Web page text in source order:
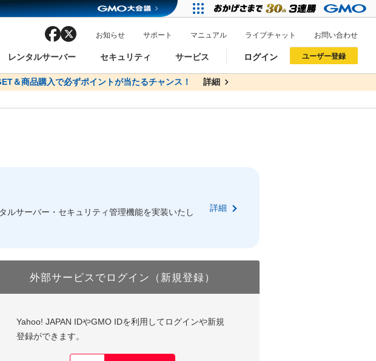
ン一括検索
検索
レンタルサーバー セキュリティ サービス
ードメインAPI
facebook お知らせ サポート マニュアル ライブチャット お問い合わせ
ログイン
すすめ One レンタルサーバーを含む最新の機能を使う方
以下でもログイン可能
ユーザー登録
すすめ One レンタルサーバーを含む最新の機能を使う方
以下でも登録可能
＆商品購入で必ずポイントが当たるチャンス！ 詳細
ーン サーバー料金1年間無料 詳細
ルサーバー・セキュリティ管理機能を実装いたし
詳細
外部サービスでログイン（新規登録）
Yahoo! JAPAN IDやGMO IDを利用してログインや新規
登録ができます。